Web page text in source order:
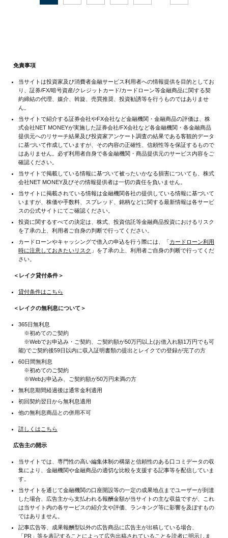
免責事項
当サイトは投資家及び消費者金融サービス利用者への情報提供を目的としてお
り、証券/FX/暗号資産/クレジットカード/カードローン等金融商品に関する契
約締結の代理、媒介、斡旋、売買推奨、投資勧誘等を行うものではありませ
ん。
当サイトで紹介する証券会社やFX会社など金融機関・金融商品の評価は、株
式会社NET MONEYが実施した証券会社/FX会社など各金融機関・各金融商品
提供元へのリサーチ結果及び投資家アンケート調査の結果である客観的データ
に基づいて作成していますが、その内容の正確性、信頼性等を保証するもので
はありません。必ず利用者自身で各金融機関・商品提供元のサービス内容をご
確認ください。
当サイトで掲載している情報に基づいて被ったいかなる損害についても、株式
会社NET MONEY及びその情報提供者は一切の責任を負いません。
当サイトに掲載されている情報は金融機関各社の提供している情報に基づいて
いますが、株価や手数料、スプレッド、銘柄などに関する最新情報は各サービ
スの公式サイトにてご確認ください。
投資に関するすべての決定は、株式、投資信託等金融商品投資におけるリスク
を了承の上、利用者ご自身の判断で行ってください。
カードローンやキャッシングで借入の申込を行う際には、「カードローン利用
時に注意しておきたいリスク 」を了承の上、利用者ご自身の判断で行ってくだ
さい。
＜レイク貸付条件＞
貸付条件はこちら
＜レイクの無利息について＞
365日無利息
※初めてのご契約
※Webでお申込み・ご契約、ご契約額が50万円以上(お借入れ額1万円でも可
能)でご契約後59日以内に収入証明書類の提出とレイクでの登録が完了の方
60日間無利息
※初めてのご契約
※Webお申込み、ご契約額が50万円未満の方
無利息期間経過後は通常金利適用
初回契約翌日から無利息適用
他の無利息商品との併用不可
詳しくはこちら
広告主の開示
当サイトでは、専門性の高い編集体制の構築と信頼性のある口コミデータの収
集により、金融機関や金融商品の適切な比較を支援する記事等を配信していま
す。
当サイトを通じて金融機関の口座開設等の一定の成果地点までユーザーが到達
した場合、広告主から支払われる報酬金額が当サイトの主な収益ですが、これ
は当サイト内の各サービスの紹介文や評価、ランキング等に影響を及ぼすもの
ではありません。
記事広告等、成果報酬型以外の広告商品に広告主が出稿している場合、
「PR」等を表記することによって広告出稿されていることを読者に明示しま